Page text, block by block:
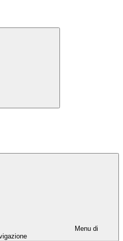
Menu di